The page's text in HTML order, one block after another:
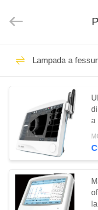
CASA
PRODOTTI
VIDEO
CIRCA
NOI
GIRO
SCM
Rights
Lampada a
a